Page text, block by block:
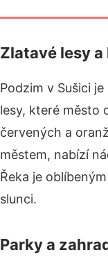
Zlatavé lesy
Podzim v Sušici
lesy, které město
červených a
městem, nabízí
Řeka je
slunci.
Parky a